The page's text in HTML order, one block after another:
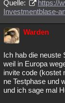
Quelle:
https://
Investmentblase-
Warden
Ich hab die neuste
weil in Europa
invite code (kostet
ne Testphase und
und ich sage mal